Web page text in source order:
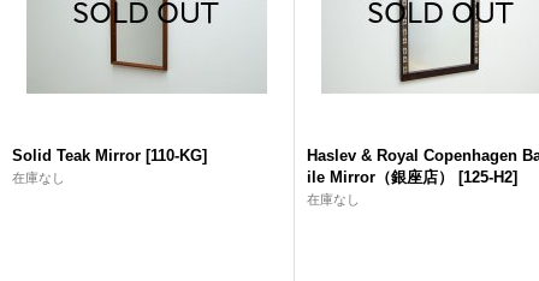
Solid Teak Mirror [110-KG]
在庫なし
Haslev & Royal Copenhagen
ile Mirror（銀座店）
[125-H2]
在庫なし